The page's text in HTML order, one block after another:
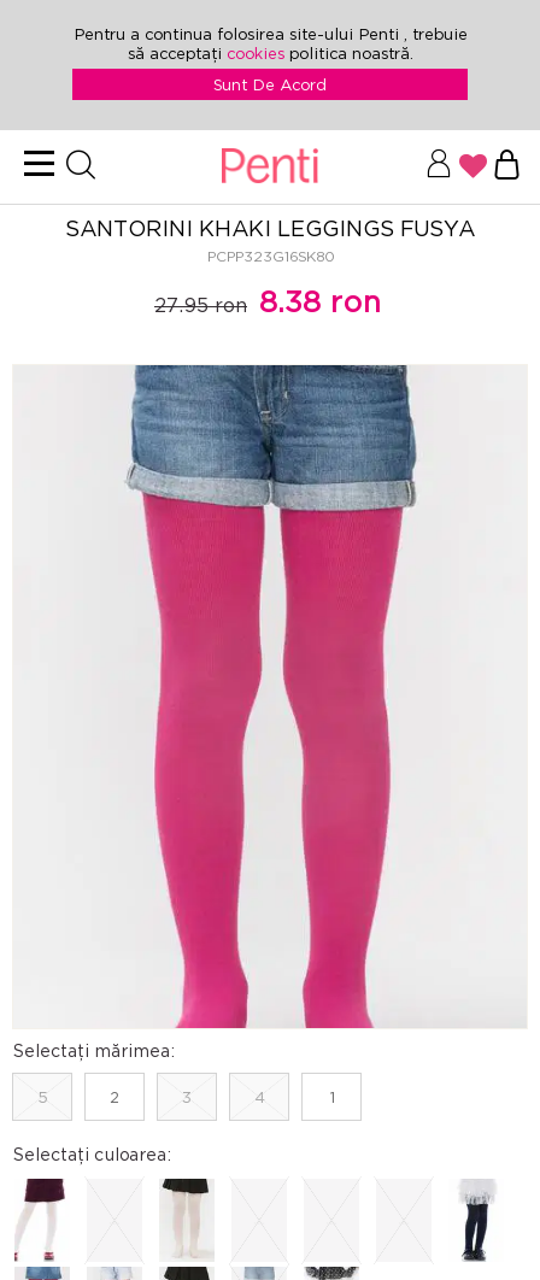
Pentru a continua folosirea site-ului Penti , trebuie
să acceptați cookies politica noastră.
Sunt De Acord
SANTORINI KHAKI LEGGINGS FUSYA
PCPP323G16SK80
27.95 ron 8.38 ron
Selectați mărimea:
5 2 3 4 1
Selectați culoarea: